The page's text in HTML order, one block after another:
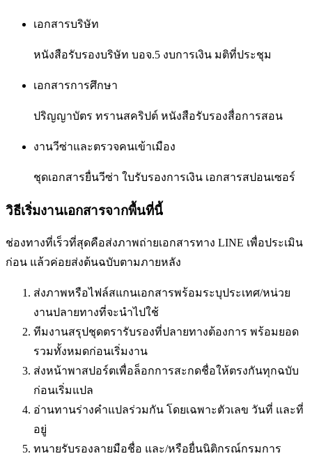
เอกสารบริษัท
หนังสือรับรองบริษัท บอจ.5 งบการเงิน มติที่ประชุม
เอกสารการศึกษา
ปริญญาบัตร ทรานสคริปต์ หนังสือรับรองสื่อการสอน
งานวีซ่าและตรวจคนเข้าเมือง
ชุดเอกสารยื่นวีซ่า ใบรับรองการเงิน เอกสารสปอนเซอร์
วิธีเริ่มงานเอกสารจากพื้นที่นี้
ช่องทางที่เร็วที่สุดคือส่งภาพถ่ายเอกสารทาง LINE เพื่อประเมิน
ก่อน แล้วค่อยส่งต้นฉบับตามภายหลัง
ส่งภาพหรือไฟล์สแกนเอกสารพร้อมระบุประเทศ/หน่วย
งานปลายทางที่จะนำไปใช้
ทีมงานสรุปชุดตรารับรองที่ปลายทางต้องการ พร้อมยอด
รวมทั้งหมดก่อนเริ่มงาน
ส่งหน้าพาสปอร์ตเพื่อล็อกการสะกดชื่อให้ตรงกันทุกฉบับ
ก่อนเริ่มแปล
อ่านทานร่างคำแปลร่วมกัน โดยเฉพาะตัวเลข วันที่ และที่
อยู่
ทนายรับรองลายมือชื่อ และ/หรือยื่นนิติกรณ์กรมการ